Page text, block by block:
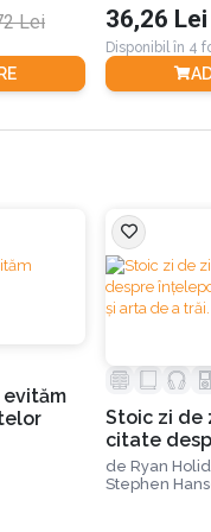
cate o
subiectul abordat,
Lei 36,26 Lei
Disponibil în 4
evităm
Stoic zi de
citate
de Ryan
Stephen